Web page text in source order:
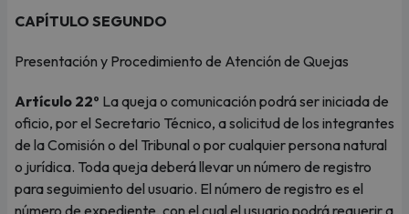
CAPÍTULO SEGUNDO
Presentación y Procedimiento de Atención de Quejas
Artículo 22º La queja o comunicación podrá ser iniciada de
oficio, por el Secretario Técnico, a solicitud de los integrantes
de la Comisión o del Tribunal o por cualquier persona natural
o jurídica. Toda queja deberá llevar un número de registro
para seguimiento del usuario. El número de registro es el
número de expediente, con el cual el usuario podrá requerir a